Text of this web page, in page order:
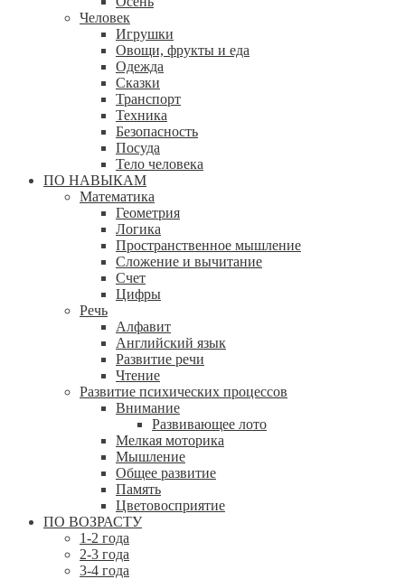
Человек
Игрушки
Овощи, фрукты и еда
Одежда
Сказки
Транспорт
Техника
Безопасность
Посуда
Тело человека
ПО НАВЫКАМ
Математика
Геометрия
Логика
Пространственное мышление
Сложение и вычитание
Счет
Цифры
Речь
Алфавит
Английский язык
Развитие речи
Чтение
Развитие психических процессов
Внимание
Развивающее лото
Мелкая моторика
Мышление
Общее развитие
Память
Цветовосприятие
ПО ВОЗРАСТУ
1-2 года
2-3 года
3-4 года